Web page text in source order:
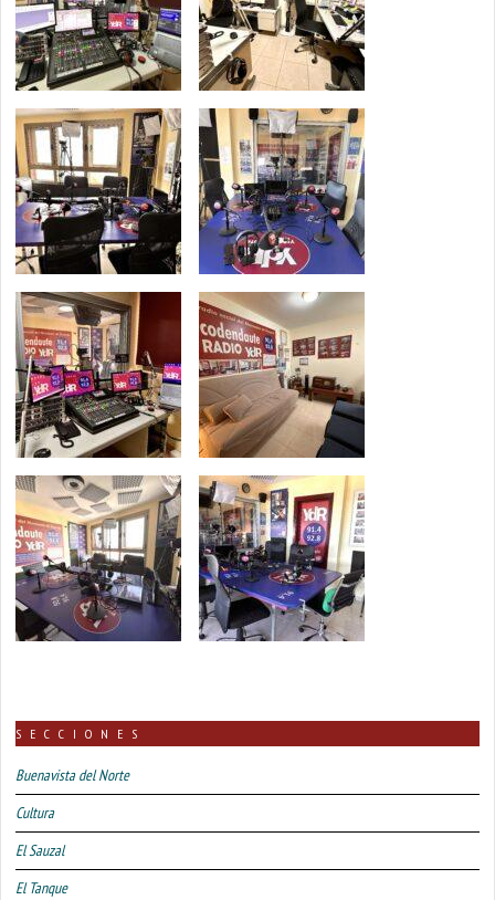
SECCIONES
Buenavista del Norte
Cultura
El Sauzal
El Tanque